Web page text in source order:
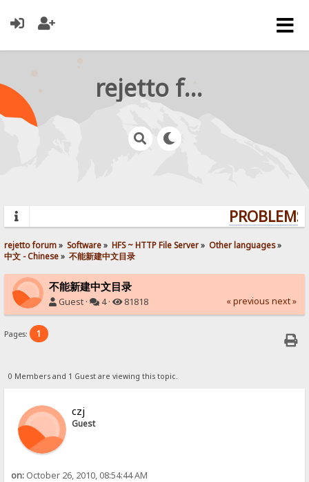
rejetto forum
rejetto forum» Software» HFS ~ HTTP File Server» Other languages»
中文 - Chinese» 不能新建中文目录
不能新建中文目录
Guest · 4 · 81818 « previous next »
Pages: 1
0 Members and 1 Guest are viewing this topic.
czj
Guest
on: October 26, 2010, 08:54:44 AM